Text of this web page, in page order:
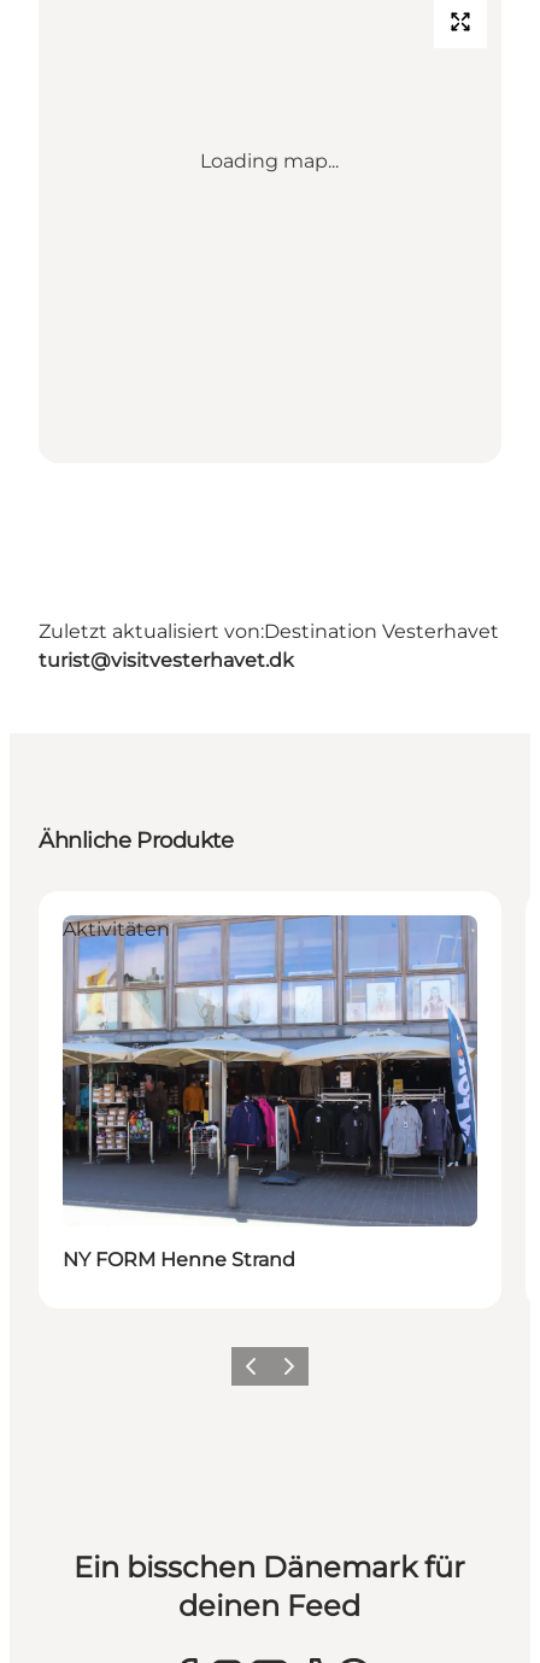
Loading map...
Zuletzt aktualisiert von:Destination Vesterhavet
turist@visitvesterhavet.dk
Ähnliche Produkte
Aktivitäten
NY FORM Henne Strand
ZurückWeiter
Ein bisschen Dänemark für
deinen Feed